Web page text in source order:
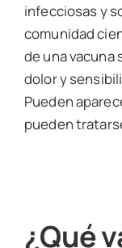
infecciosas y
comunidad
de una vacuna
dolor y
Pueden
pueden
¿Qué